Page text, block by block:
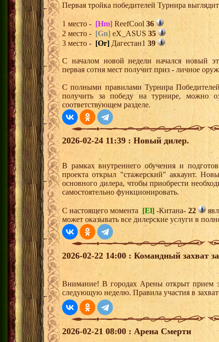
Первая тройка победителей Турнира
1 место - [Hm] ReefCool 36
2 место - [Gn] eX_ASUS 35
3 место - [Or] Дагестан1 39
С началом новой недели начался новый
первая сотня мест получит приз - личное
С полными правилами Турнира
получить за победу на турнире, можно
соответствующем разделе.
2026-02-24 11:39 : Новый дилер.
В рамках внутреннего обучения и
проекта открыл "стажерский" аккаунт.
основного дилера, чтобы приобрести
самостоятельно функционировать.
С настоящего момента [El] -Китана- 22
может оказывать все дилерские услуги в
2026-02-22 14:00 : Командный захват
Внимание! В городах Арены открыт прием
следующую неделю. Правила участия в
2026-02-21 08:00 : Арена Смерти